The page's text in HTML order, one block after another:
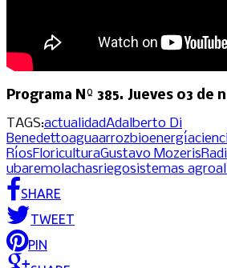
Programa Nº 385. Jueves 03 de
TAGS:actualidadAdalberto Di
Benedettoaguaarrozbioenergía
RíosFloriculturaGustavo Mozeris
ubaremolachasriegosistemas
SHARE
TWEET
PIN